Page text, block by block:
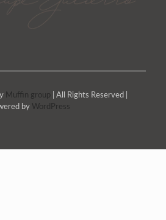
Muffin group | All Rights Reserved |
by WordPress